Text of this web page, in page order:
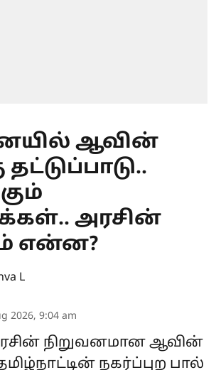
ஆவின்
தட்டுப்பாடு..
அரசின்
என்ன?
L
2026, 9:04 am
நிறுவனமான ஆவின்
நகர்ப்புற பால்